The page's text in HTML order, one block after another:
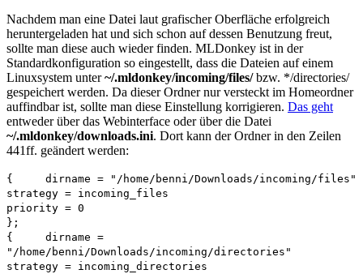
Nachdem man eine Datei laut grafischer Oberfläche erfolgreich
heruntergeladen hat und sich schon auf dessen Benutzung freut,
sollte man diese auch wieder finden. MLDonkey ist in der
Standardkonfiguration so eingestellt, dass die Dateien auf einem
Linuxsystem unter~/.mldonkey/incoming/files/bzw. */directories/
gespeichert werden. Da dieser Ordner nur versteckt im Homeordner
auffindbar ist, sollte man diese Einstellung korrigieren. Das geht
entweder über das Webinterface oder über die Datei
~/.mldonkey/downloads.ini. Dort kann der Ordner in den Zeilen
441ff. geändert werden:
{ dirname = "/home/benni/Downloads/incoming/files"
strategy = incoming_files
priority = 0
};
{ dirname =
"/home/benni/Downloads/incoming/directories"
strategy = incoming_directories